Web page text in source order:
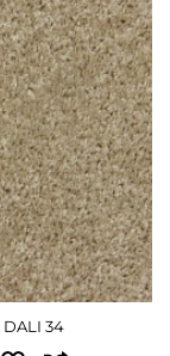
грн
грн
DALI 34